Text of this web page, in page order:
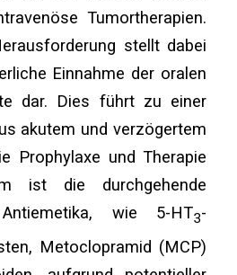
Tumortherapien.
stellt dabei
Einnahme der oralen
dar. Dies führt zu einer
akutem und verzögertem
Prophylaxe und Therapie
ist die durchgehende
wie 5-HT3-
Metoclopramid (MCP)